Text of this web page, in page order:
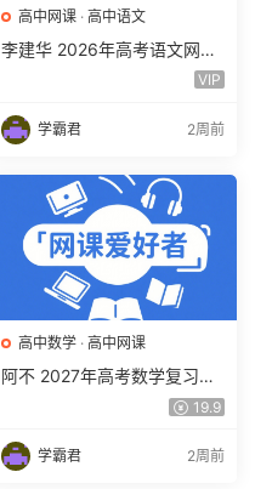
高中网课 · 高中语文
李建华 2026年高考语文网课
教程 高三语文 a+二三轮复习
VIP
学霸君 2周前
高中数学 · 高中网课
阿不 2027年高考数学复习网
课教程 高三数学 一轮复习视
19.9
学霸君 2周前